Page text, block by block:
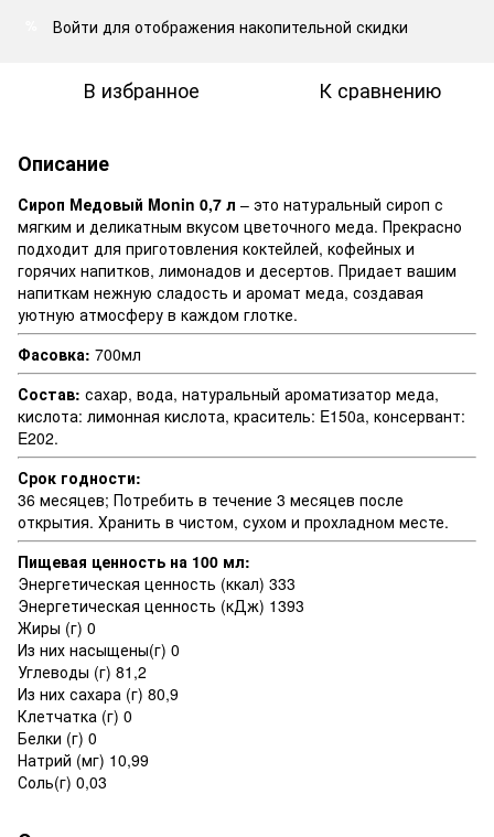
Войти для отображения накопительной скидки
В избранное К сравнению
Описание
Сироп Медовый Monin 0,7 л – это натуральный сироп с
мягким и деликатным вкусом цветочного меда. Прекрасно
подходит для приготовления коктейлей, кофейных и
горячих напитков, лимонадов и десертов. Придает вашим
напиткам нежную сладость и аромат меда, создавая
уютную атмосферу в каждом глотке.
Фасовка: 700мл
Состав: сахар, вода, натуральный ароматизатор меда,
кислота: лимонная кислота, краситель: E150a, консервант:
E202.
Срок годности:
36 месяцев; Потребить в течение 3 месяцев после
открытия. Хранить в чистом, сухом и прохладном месте.
Пищевая ценность на 100 мл:
Энергетическая ценность (ккал) 333
Энергетическая ценность (кДж) 1393
Жиры (г) 0
Из них насыщены(г) 0
Углеводы (г) 81,2
Из них сахара (г) 80,9
Клетчатка (г) 0
Белки (г) 0
Натрий (мг) 10,99
Соль(г) 0,03